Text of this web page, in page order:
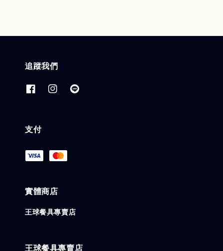
追蹤我們
支付
實體商店
王球餐具專賣店
王球餐具專賣店